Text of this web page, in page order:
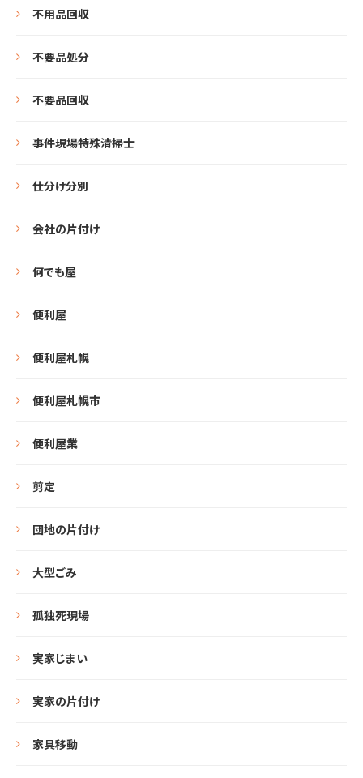
不用品回収
不要品処分
不要品回収
事件現場特殊清掃士
仕分け分別
会社の片付け
何でも屋
便利屋
便利屋札幌
便利屋札幌市
便利屋業
剪定
団地の片付け
大型ごみ
孤独死現場
実家じまい
実家の片付け
家具移動